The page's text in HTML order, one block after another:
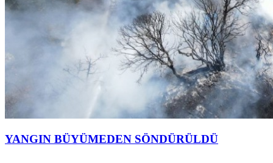
YANGIN BÜYÜMEDEN SÖNDÜRÜLDÜ